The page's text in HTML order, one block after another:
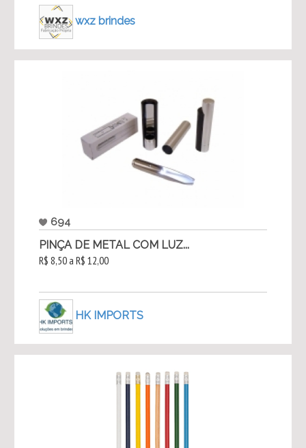
wxz brindes
694
PINÇA DE METAL COM LUZ...
R$ 8,50 a R$ 12,00
HK IMPORTS